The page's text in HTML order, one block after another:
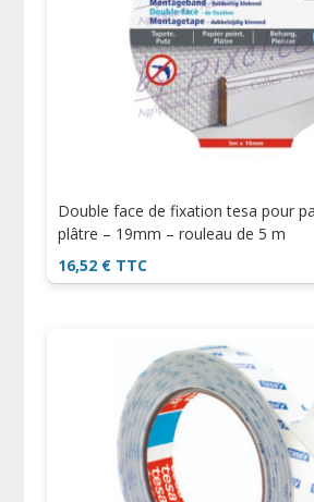
Double face de fixation tesa pour
plâtre – 19mm – rouleau de 5 m
16,52 € TTC